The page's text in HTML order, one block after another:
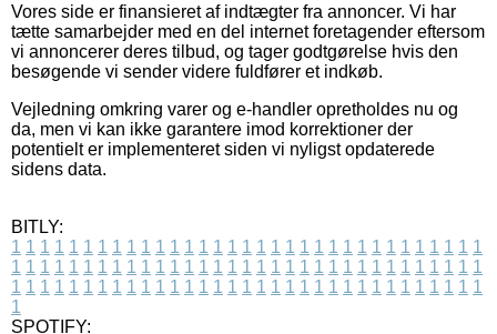
Vores side er finansieret af indtægter fra annoncer. Vi har
tætte samarbejder med en del internet foretagender eftersom
vi annoncerer deres tilbud, og tager godtgørelse hvis den
besøgende vi sender videre fuldfører et indkøb.
Vejledning omkring varer og e-handler opretholdes nu og
da, men vi kan ikke garantere imod korrektioner der
potentielt er implementeret siden vi nyligst opdaterede
sidens data.
BITLY:
1 1 1 1 1 1 1 1 1 1 1 1 1 1 1 1 1 1 1 1 1 1 1 1 1 1 1 1 1 1 1 1 1
1 1 1 1 1 1 1 1 1 1 1 1 1 1 1 1 1 1 1 1 1 1 1 1 1 1 1 1 1 1 1 1 1
1 1 1 1 1 1 1 1 1 1 1 1 1 1 1 1 1 1 1 1 1 1 1 1 1 1 1 1 1 1 1 1 1
1
SPOTIFY: